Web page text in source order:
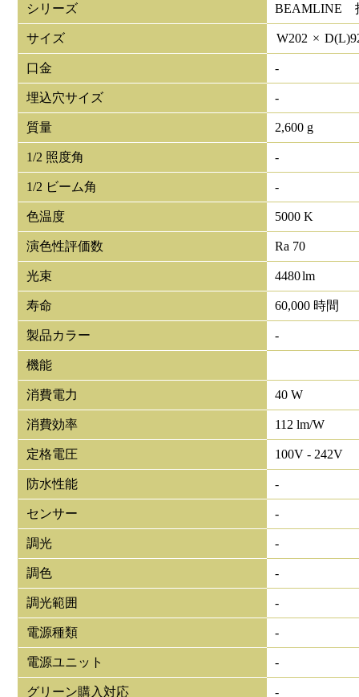
シリーズ BEAMLINE
サイズ W202 × D(L)
口金 -
埋込穴サイズ -
質量 2,600 g
1/2 照度角 -
1/2 ビーム角 -
色温度 5000 K
演色性評価数 Ra 70
光束 4480lm
寿命 60,000 時間
製品カラー -
機能
消費電力 40 W
消費効率 112 lm/W
定格電圧 100V - 242V
防水性能 -
センサー -
調光 -
調色 -
調光範囲 -
電源種類 -
電源ユニット -
グリーン購入対応 -